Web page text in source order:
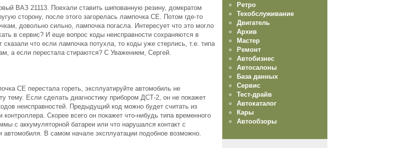
ВАЗ 21113. Поехали ставить шипованную резину, домкратом
сторону, после этого загорелась лампочка СЕ. Потом где-то
довольно сильно, лампочка погасла. Интересует что это могло
в сервис? И еще вопрос коды неисправности сохраняются в
сказали что если лампочка потухла, то коды уже стерлись, т.е. типа
а если перестала стираются? С Уважением, Сергей.
СЕ перестала гореть, эксплуатируйте автомобиль не
тему. Если сделать диагностику прибором ДСТ-2, он не покажет
неисправностей. Предыдущий код можно будет считать из
контроллера. Скорее всего он покажет что-нибудь типа временного
с аккумуляторной батареи или что нарушался контакт с
автомобиля. В самом начале эксплуатации подобное возможно.
Ретро
Техобслуживание
Двигатель
Архив
Мастер
Ремонт
Автобизнес
Автосалоны
База данных
Сервис
Тест-драйв
Автокаталог
Кары
Автообзоры